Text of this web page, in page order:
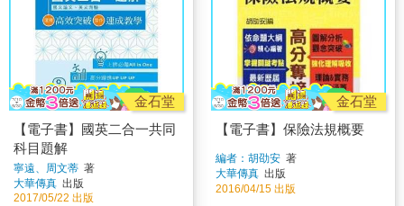
金石堂
【電子書】國英二合一共同
科目題解
寧遠、周文蒂 著
大華傳真 出版
2017/05/22 出版
金石堂
【電子書】保險法規概要
編者：胡劭安 著
大華傳真 出版
2016/04/15 出版